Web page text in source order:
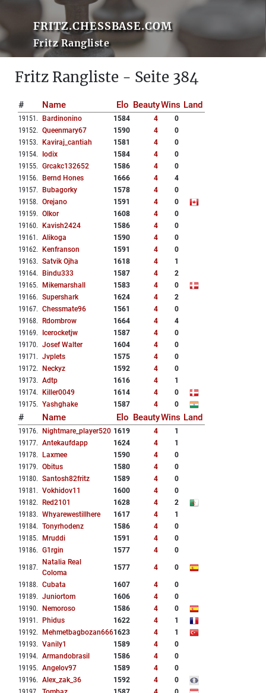
FRITZ.CHESSBASE.COM
Fritz Rangliste
Fritz Rangliste - Seite 384
# Name Elo BeautyWins Land
19151 . Bardinonino 1584 4
0
19152. Queenmary67 1590 4
0
19153. Kaviraj_cantiah 1581 4
0
19154. Iodix 1584 4
0
19155. Grcakc132652 1586 4
0
19156. Bernd Hones 1666 4
4
19157. Bubagorky 1578 4
0
19158. Orejano 1591 4
0
19159. Olkor 1608 4
0
19160. Kavish2424 1586 4
0
19161 . Alikoga 1590 4
0
19162. Kenfranson 1591 4
0
19163. Satvik Ojha 1618 4
1
19164. Bindu333 1587 4
2
19165. Mikemarshall 1583 4
0
19166. Supershark 1624 4
2
19167. Chessmate96 1561 4
0
19168. Rdombrow 1664 4
4
19169. Icerocketjw 1587 4
0
19170. Josef Walter 1604 4
0
19171 . Jvplets 1575 4
0
19172. Neckyz 1592 4
0
19173. Adtp 1616 4
1
19174. Killer0049 1614 4
0
19175. Yashghake 1587 4 0
# Name Elo BeautyWins Land
19176. Nightmare_player520 1619 4
1
19177. Antekaufdapp 1624 4
1
19178. Laxmee 1590 4
0
19179. Obitus 1580 4
0
19180. Santosh82fritz 1589 4
0
19181 . Vokhidov11 1600 4
0
19182. Red2101 1628 4
2
19183. Whyarewestillhere 1617 4
1
19184. Tonyrhodenz 1586 4
0
19185. Mruddi 1591 4
0
19186. G1rgin 1577 4 0
19187.
Natalia Real
Coloma
1577 4 0
19188. Cubata 1607 4
0
19189. Juniortom 1606 4
0
19190. Nemoroso 1586 4
0
19191 . Phidus 1622 4
1
19192. Mehmetbagbozan6661623 4
1
19193. Vanily1 1589 4
0
19194. Armandobrasil 1586 4
0
19195. Angelov97 1589 4
0
19196. Alex_zak_36 1592 4
0